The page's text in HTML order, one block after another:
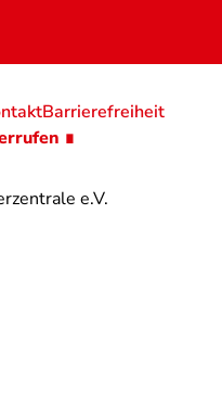
e.V.
Barrierefreiheit
∎